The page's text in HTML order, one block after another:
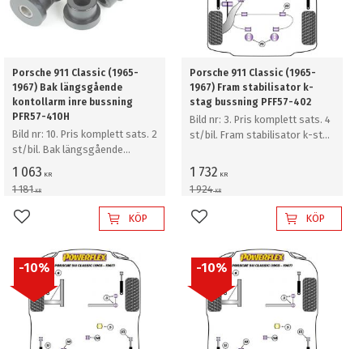
Porsche 911 Classic (1965-
1967) Bak längsgående
kontollarm inre bussning
PFR57-410H
Bild nr: 10. Pris komplett sats. 2
st/bil. Bak längsgående
kontollarm inre bussning
1 063 KR
1 181KR
Lägg till i favoriterKÖP
Porsche 911 Classic (1965-
1967) Fram stabilisator k-
stag bussning PFF57-402
Bild nr: 3. Pris komplett sats. 4
st/bil. Fram stabilisator k-stag
1 732 KR
1 924KR
Lägg till i favoriterKÖP
10% 10%